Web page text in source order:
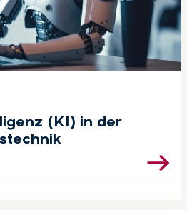
(KI) in der